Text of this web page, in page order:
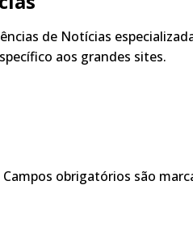
de Notícias
aos grandes sites.
Campos obrigatórios são